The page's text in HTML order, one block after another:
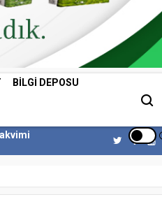
BILGI DEPOSU